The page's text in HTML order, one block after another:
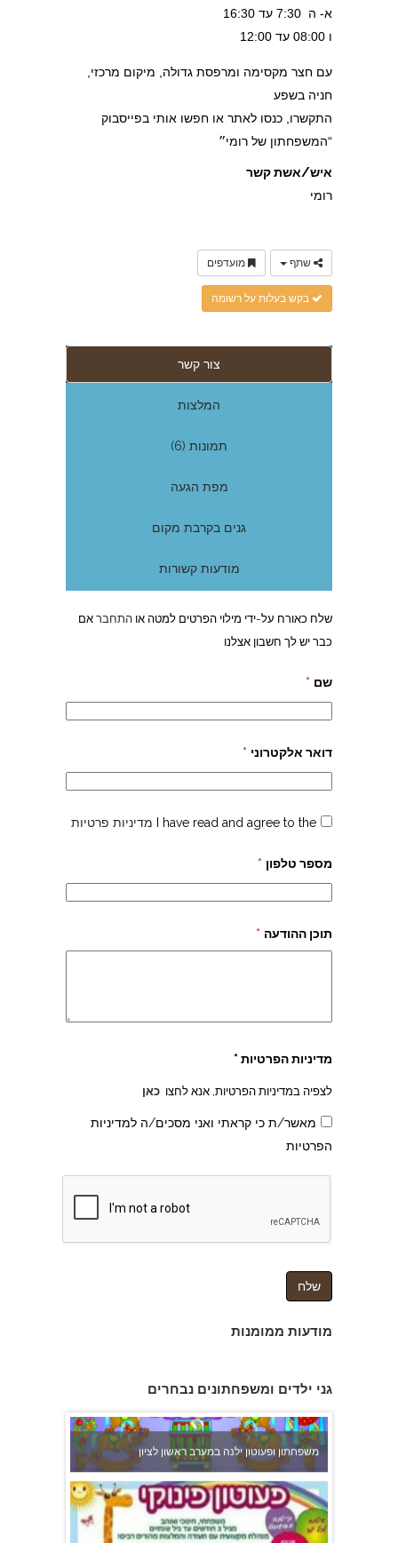
א- ה 7:30 עד 16:30
ו 08:00 עד 12:00
עם חצר מקסימה ומרפסת גדולה, מיקום מרכזי,
חניה בשפע
התקשרו, כנסו לאתר או חפשו אותי בפייסבוק
“המשפחתון של רומי״
איש/אשת קשר
רומי
שתף מועדפים
בקש בעלות על רשומה
צור קשר
המלצות
תמונות (6)
מפת הגעה
גנים בקרבת מקום
מודעות קשורות
שלח כאורח על-ידי מילוי הפרטים למטה או התחבראם
כבר יש לך חשבון אצלנו
שם *
דואר אלקטרוני *
I have read and agree to the מדיניות פרטיות
מספר טלפון *
תוכן ההודעה *
מדיניות הפרטיות *
לצפיה במדיניות הפרטיות, אנא לחצו כאן
מאשר/ת כי קראתי ואני מסכים/ה למדיניות
הפרטיות
מודעות ממומנות
גני ילדים ומשפחתונים נבחרים
משפחתון ופעוטון ילנה במערב ראשון לציון